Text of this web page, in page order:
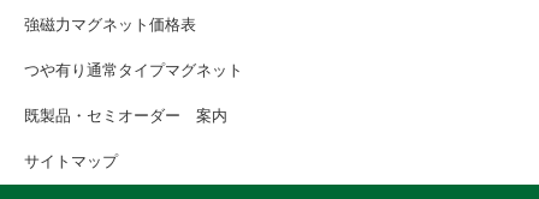
強磁力マグネット価格表
つや有り通常タイプマグネット
既製品・セミオーダー 案内
サイトマップ